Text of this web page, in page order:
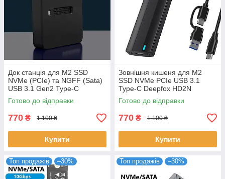
Док станція для M2 SSD
NVMe (PCIe) та NGFF (Sata)
USB 3.1 Gen2 Type-C
Blueendless SD03A Original
Готово до відправки
770 ₴ 1 100 ₴
Купити
Зовнішня кишеня для M2
SSD NVMe PCIe USB 3.1
Type-C Deepfox HD2N
Original
Готово до відправки
770 ₴ 1 100 ₴
Купити
Топ продажів –30% Топ продажів –30%